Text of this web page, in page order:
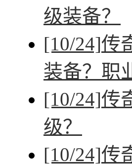
级装备？
[10/24]传
装备？职
[10/24]传
级？
[10/24]传